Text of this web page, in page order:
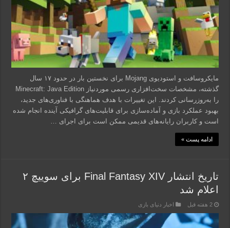
مایکروسافت و استودیوی Mojang برای نخستین بار در حدود ۱۷ سال
گذشته، مشخصات سخت‌افزاری رسمی موردنیاز Minecraft: Java Edition
را به‌روزرسانی کردند. این تغییرات با هدف هماهنگی با فناوری‌های جدید،
بهبود عملکرد بازی و آماده‌سازی برای قابلیت‌های گرافیکی آینده انجام شده
است و کاربران رایانه‌های قدیمی ممکن است برای اجرای …
ادامه پست »
تاریخ انتشار Final Fantasy XIV برای سوییچ ۲
اعلام شد
2 هفته قبل اخبار دنیای بازی